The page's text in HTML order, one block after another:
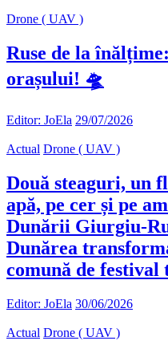
Drone ( UAV )
Ruse de la
orașului! 🛸
Editor: JoEla 29/07/2026
Actual Drone ( UAV )
Două steaguri, un
apă, pe cer și pe
Dunării Giurgiu-
Dunărea
comună de
Editor: JoEla 30/06/2026
Actual Drone ( UAV )